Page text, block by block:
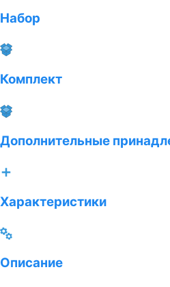
Набор
Комплект
Дополнительные
Характеристики
Описание